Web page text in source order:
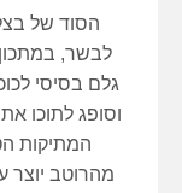
הסוד של
לבשר,
גלם בסיסי
וסופג לתוכו
המתיקות
מהרוטב